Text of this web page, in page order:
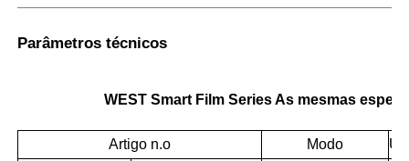
Parâmetros técnicos
WEST Smart Film Series As mesmas
Artigo n.o Modo